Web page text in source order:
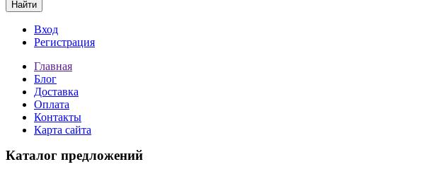
Найти
Вход
Регистрация
Главная
Блог
Доставка
Оплата
Контакты
Карта сайта
Каталог предложений